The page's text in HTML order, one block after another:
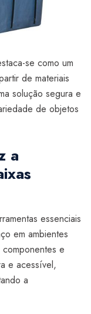
se como um
de materiais
solução segura e
de objetos
a
essenciais
em ambientes
e
e acessível,
a